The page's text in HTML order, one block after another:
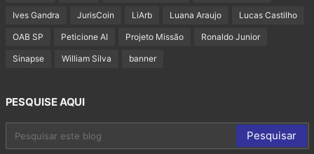
Ives Gandra JurisCoin LiArb Luana Araujo Lucas Castilho
OAB SP Peticione AI Projeto Missão Ronaldo Junior
Sinapse William Silva banner
PESQUISE AQUI